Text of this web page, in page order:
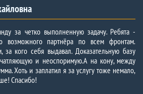
за четко выполненную задачу. Ребята -
возможного партнёра по всем фронтам.
за кого себя выдавал. Доказательную базу
и неоспоримую.А на кону, между
Хоть и заплатил я за услугу тоже немало,
Спасибо!